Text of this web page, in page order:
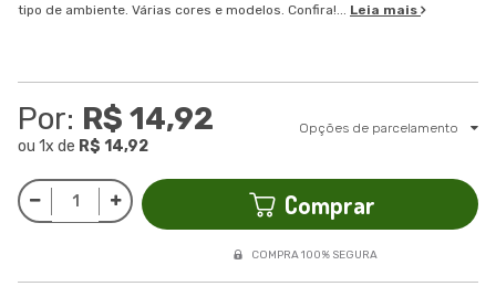
tipo de ambiente. Várias cores e modelos. Confira!... Leia mais
Por: R$ 14,92
ou 1x de R$ 14,92
Opções de parcelamento
Comprar
COMPRA 100% SEGURA